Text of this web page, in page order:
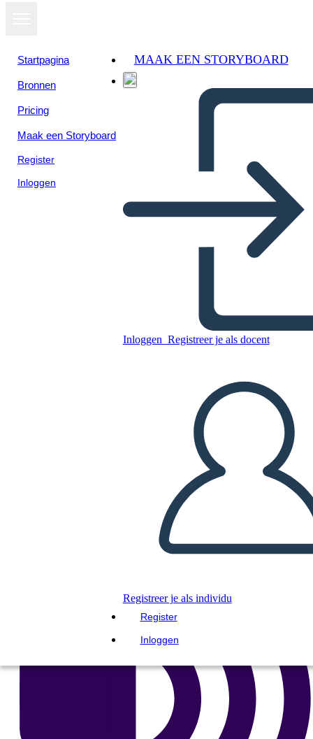
Startpagina
Bronnen
Pricing
Maak een Storyboard
Register
Inloggen
MAAK EEN STORYBOARD
Inloggen Registreer je als docent
Registreer je als individu
Register
Inloggen
Presentatiesjablonen Voor
Bedrijven 2
Kopieer dit Storyboard
MAAK EEN STORYBOARD
DIAVOORSTELLING AFSPELEN
LEES MIJ VOOR